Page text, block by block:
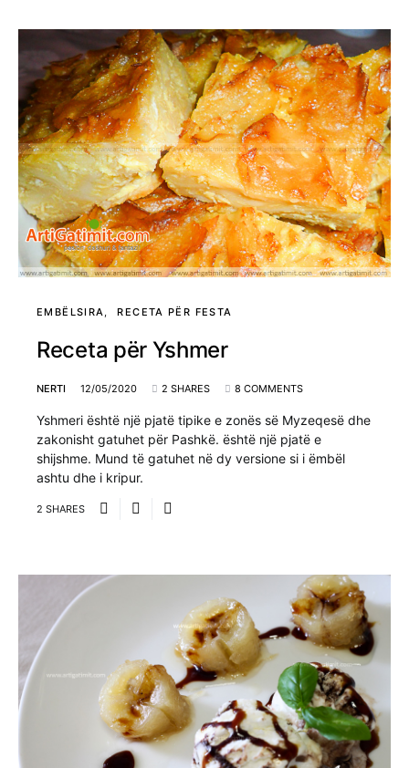
EMBËLSIRA RECETA PËR FESTA
Receta për Yshmer
NERTI 12/05/2020 2 SHARES 8 COMMENTS
Yshmeri është një pjatë tipike e zonës së Myzeqesë dhe
zakonisht gatuhet për Pashkë. është një pjatë e
shijshme. Mund të gatuhet në dy versione si i ëmbël
ashtu dhe i kripur.
2 SHARES